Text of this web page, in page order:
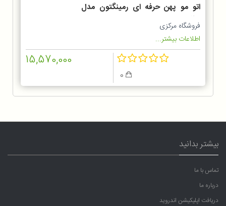
اتو مو پهن حرفه ای رمینگتون مدل
S5525
فروشگاه مرکزی
اطلاعات بیشتر...
15,570,000
بیشتر بدانید
تماس با ما
درباره ما
دریافت اپلیکیشن اندروید